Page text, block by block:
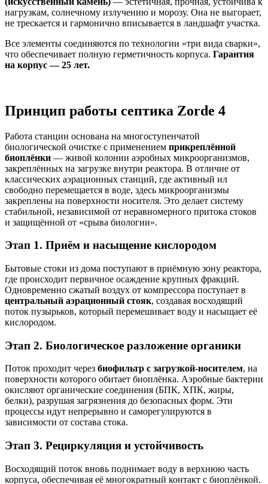
нагрузкам, солнечному излучению и морозу. Она не выгорает,
не трескается и гармонично вписывается в ландшафт участка.
Все элементы соединяются по технологии «три вида сварки»,
что обеспечивает полную герметичность корпуса. Гарантия
на корпус — 25 лет.
Принцип работы септика Zorde 4
Работа станции основана на многоступенчатой
биологической очистке с применением прикреплённой
биоплёнки — живой колонии аэробных микроорганизмов,
закреплённых на загрузке внутри реактора. В отличие от
классических аэрационных станций, где активный ил
свободно перемещается в воде, здесь микроорганизмы
закреплены на поверхности носителя. Это делает систему
стабильной, независимой от неравномерного притока стоков
и защищённой от «срыва биологии».
Этап 1. Приём и насыщение кислородом
Бытовые стоки из дома поступают в приёмную зону реактора,
где происходит первичное осаждение крупных фракций.
Одновременно сжатый воздух от компрессора поступает в
центральный аэрационный стояк, создавая восходящий
поток пузырьков, который перемешивает воду и насыщает её
кислородом.
Этап 2. Биологическое разложение органики
Поток проходит через биофильтр с загрузкой-носителем, на
поверхности которого обитает биоплёнка. Аэробные бактерии
окисляют органические соединения (БПК, ХПК, жиры,
белки), разрушая загрязнения до безопасных форм. Эти
процессы идут непрерывно и саморегулируются в
зависимости от состава стока.
Этап 3. Рециркуляция и устойчивость
Восходящий поток вновь поднимает воду в верхнюю часть
корпуса, обеспечивая её многократный контакт с биоплёнкой.